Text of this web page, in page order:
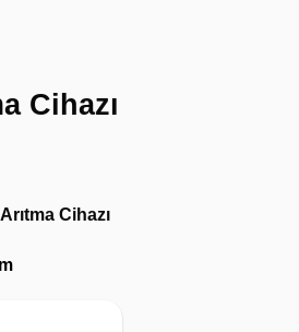
Cihazı
₺.
Cihazı